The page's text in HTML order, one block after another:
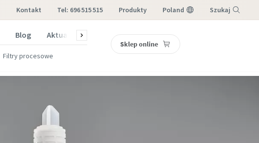
Kontakt Tel: 696 515 515 produkty Poland Szukaj
Blog Aktualności i historie Serwis i części
Filtry procesowe
Sklep online